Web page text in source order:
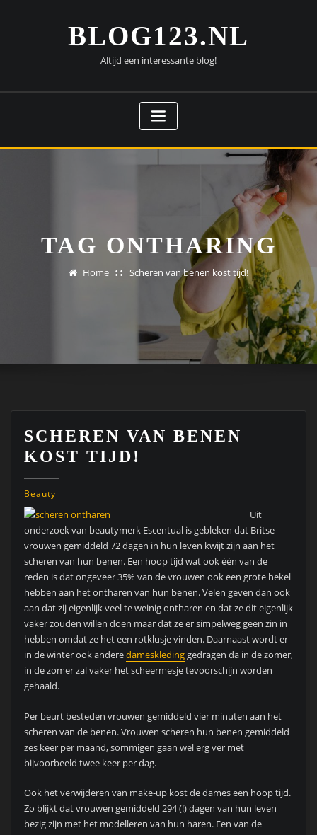
BLOG123.NL
Altijd een interessante blog!
TAG ONTHARING
Home Scheren van benen kost tijd!
SCHEREN VAN BENEN
KOST TIJD!
Beauty
Uit
onderzoek van beautymerk Escentual is gebleken dat Britse
vrouwen gemiddeld 72 dagen in hun leven kwijt zijn aan het
scheren van hun benen. Een hoop tijd wat ook één van de
reden is dat ongeveer 35% van de vrouwen ook een grote hekel
hebben aan het ontharen van hun benen. Velen geven dan ook
aan dat zij eigenlijk veel te weinig ontharen en dat ze dit eigenlijk
vaker zouden willen doen maar dat ze er simpelweg geen zin in
hebben omdat ze het een rotklusje vinden. Daarnaast wordt er
in de winter ook anderedameskledinggedragen da in de zomer,
in de zomer zal vaker het scheermesje tevoorschijn worden
gehaald.
Per beurt besteden vrouwen gemiddeld vier minuten aan het
scheren van de benen. Vrouwen scheren hun benen gemiddeld
zes keer per maand, sommigen gaan wel erg ver met
bijvoorbeeld twee keer per dag.
Ook het verwijderen van make-up kost de dames een hoop tijd.
Zo blijkt dat vrouwen gemiddeld 294 (!) dagen van hun leven
bezig zijn met het modelleren van hun haren. Een van de